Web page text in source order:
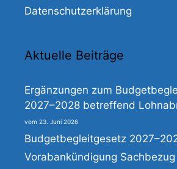
Datenschutzerklärung
Aktuelle Beiträge
Ergänzungen zum
2027–2028 betreffend
23. Juni 2026
Budgetbegleitgesetz
Vorabankündigung